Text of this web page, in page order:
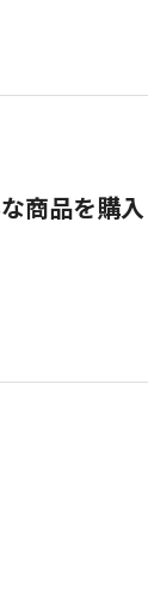
商品を購入